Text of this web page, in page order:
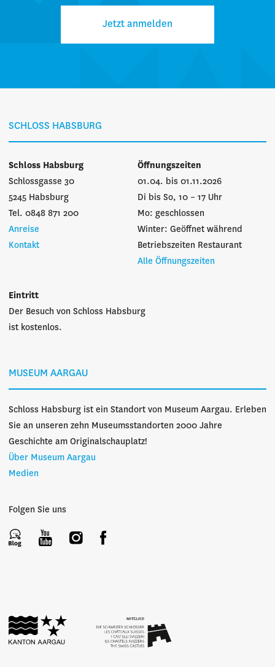
Jetzt anmelden
SCHLOSS HABSBURG
Schloss Habsburg
Schlossgasse 30
5245 Habsburg
Tel. 0848 871 200
Anreise
Kontakt
Öffnungszeiten
01.04. bis 01.11.2026
Di bis So, 10 – 17 Uhr
Mo: geschlossen
Winter: Geöffnet während
Betriebszeiten Restaurant
Alle Öffnungszeiten
Eintritt
Der Besuch von Schloss Habsburg
ist kostenlos.
MUSEUM AARGAU
Schloss Habsburg ist ein Standort von Museum Aargau. Erleben
Sie an unseren zehn Museumsstandorten 2000 Jahre
Geschichte am Originalschauplatz!
Über Museum Aargau
Medien
Folgen Sie uns